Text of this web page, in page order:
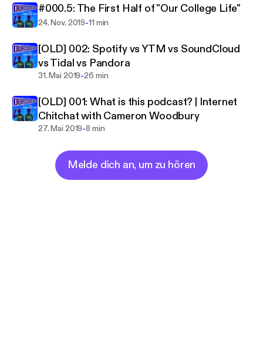
Like us on Facebook:https://www.facebook.com/ou
rcollegelife.castSupport this podcast:
#000.5: The First Half of "Our College Life"
24. Nov. 2019-11 min
[OLD] 002: Spotify vs YTM vs SoundCloud
vs Tidal vs Pandora
31. Mai 2019-26 min
[OLD] 001: What is this podcast? | Internet
Chitchat with Cameron Woodbury
27. Mai 2019-8 min
Melde dich an, um zu hören